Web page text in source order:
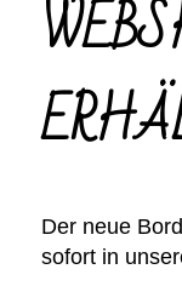
Der neue
sofort in